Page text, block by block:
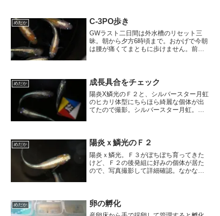
りの個体。雄であ...
めだか C-3PO歩き
GWラスト二日間は外水槽のリセット三
昧。朝から夕方6時頃まで。おかげで今朝
は腰が痛くてまともに歩けません。前か
にお願いし...
めだか 成長具合をチェック
陽炎X鱗光のＦ２と、シルバースター月虹
のヒカリ体型にちらほら綺麗な個体が出
てたので撮影。シルバースター月虹。結
表現に近づいてます...
めだか 陽炎ｘ鱗光のＦ２
陽炎ｘ鱗光。Ｆ３がぼちぼち育ってきた
けど、Ｆ２の後発組に好みの個体が居た
ので、写真撮影して詳細確認。なかなか
よね？少し墨が出...
めだか 卵の孵化